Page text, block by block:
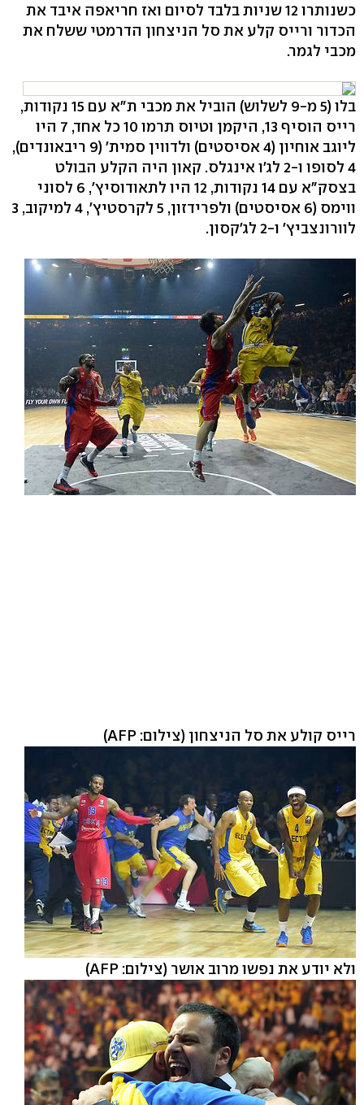
כשנותרו 12 שניות בלבד לסיום ואז חריאפה איבד את
הכדור ורייס קלע את סל הניצחון הדרמטי ששלח את
מכבי לגמר.
בלו (5 מ-9 לשלוש) הוביל את מכבי ת"א עם 15 נקודות,
רייס הוסיף 13, היקמן וטיוס תרמו 10 כל אחד, 7 היו
ליוגב אוחיון (4 אסיסטים) ולדווין סמית' (9 ריבאונדים),
4 לסופו ו-2 לג'ו אינגלס. קאון היה הקלע הבולט
בצסק"א עם 14 נקודות, 12 היו לתאודוסיץ', 6 לסוני
ווימס (6 אסיסטים) ולפרידזון, 5 לקרסטיץ', 4 למיקוב, 3
לוורונצביץ' ו-2 לג'קסון.
רייס קולע את סל הניצחון (צילום: AFP)
ולא יודע את נפשו מרוב אושר (צילום: AFP)